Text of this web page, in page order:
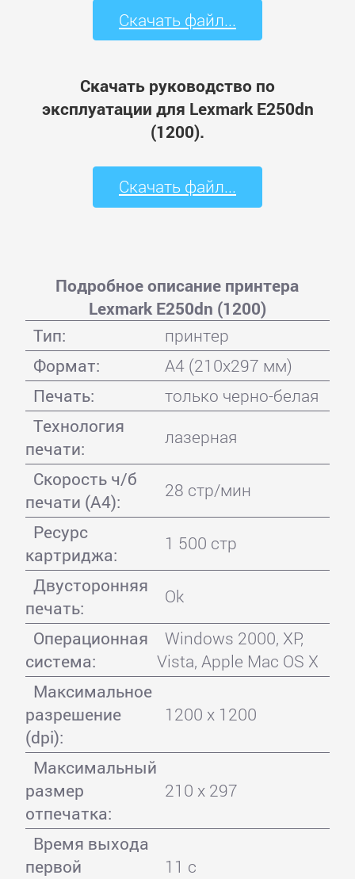
Скачать файл...
Скачать руководство по
эксплуатации для Lexmark E250dn
(1200).
Скачать файл...
Подробное описание принтера
Lexmark E250dn (1200)
Тип:
принтер
Формат:
A4 (210x297 мм)
Печать:
только черно-белая
Технология
печати:
лазерная
Скорость ч/б
печати (А4):
28 стр/мин
Ресурс
картриджа:
1 500 стр
Двусторонняя
печать:
Ok
Операционная
система:
Windows 2000, XP,
Vista, Apple Mac OS X
Максимальное
разрешение
(dpi):
1200 x 1200
Максимальный
размер
отпечатка:
210 x 297
Время выхода
первой
11 с